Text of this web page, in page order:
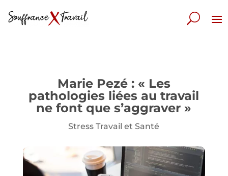
Marie Pezé : « Les
pathologies liées au travail
ne font que s’aggraver »
Stress Travail et Santé